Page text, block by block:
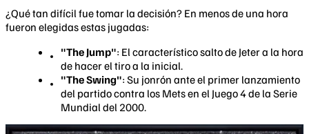
¿Qué tan difícil fue tomar la decisión? En menos de una hora
fueron elegidas estas jugadas:
"The Jump": El característico salto de Jeter a la hora
de hacer el tiro a la inicial.
"The Swing": Su jonrón ante el primer lanzamiento
del partido contra los Mets en el Juego 4 de la Serie
Mundial del 2000.